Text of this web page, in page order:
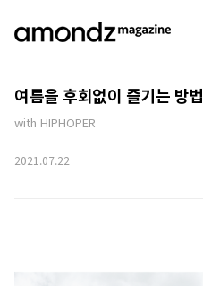
여름을 후회없이 즐기는 방법
with HIPHOPER
2021.07.22